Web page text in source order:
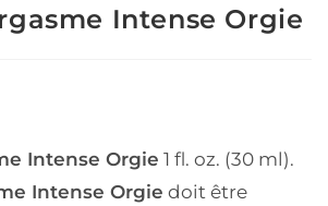
Intense Orgie
Intense Orgie 1 fl. oz. (30 ml).
Intense Orgie doit être